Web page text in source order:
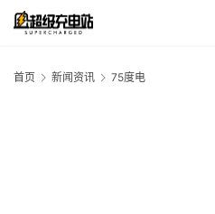
首页 新闻资讯 75度电